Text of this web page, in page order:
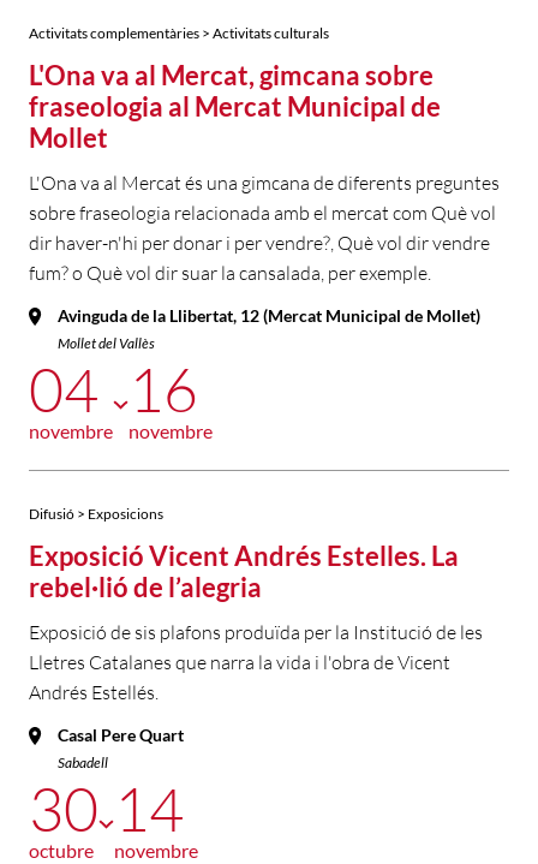
Activitats complementàries > Activitats culturals
L'Ona va al Mercat, gimcana sobre
fraseologia al Mercat Municipal de
Mollet
L'Ona va al Mercat és una gimcana de diferents preguntes
sobre fraseologia relacionada amb el mercat com Què vol
dir haver-n'hi per donar i per vendre?, Què vol dir vendre
fum? o Què vol dir suar la cansalada, per exemple.
Avinguda de la Llibertat, 12 (Mercat Municipal de Mollet)
Mollet del Vallès
04
novembre
16
novembre
Difusió > Exposicions
Exposició Vicent Andrés Estelles. La
rebel·lió de l’alegria
Exposició de sis plafons produïda per la Institució de les
Lletres Catalanes que narra la vida i l'obra de Vicent
Andrés Estellés.
Casal Pere Quart
Sabadell
30
octubre
14
novembre